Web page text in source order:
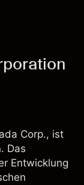
Corp., ist
Das
Entwicklung